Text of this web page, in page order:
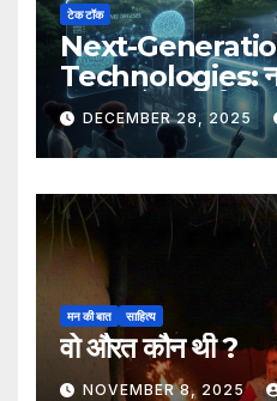
टेक टॉक
Next-
Technologies: नई
संभावनाएँ, नया भविष्य
DECEMBER 28, 2025
मन की बात साहित्य
वो औरत कौन थी ?
NOVEMBER 8, 2025